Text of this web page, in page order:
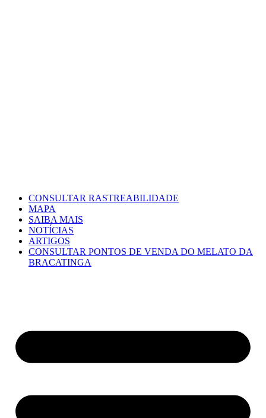
CONSULTAR RASTREABILIDADE
MAPA
SAIBA MAIS
NOTÍCIAS
ARTIGOS
CONSULTAR PONTOS DE VENDA DO MELATO DA
BRACATINGA